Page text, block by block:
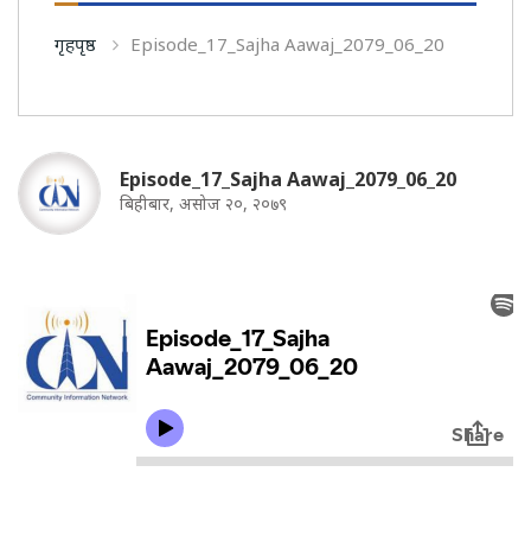
गृहपृष्ठ Episode_17_Sajha Aawaj_2079_06_20
Episode_17_Sajha Aawaj_2079_06_20
बिहीबार, असोज २०, २०७९